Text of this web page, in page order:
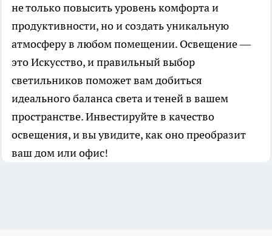
не только повысить уровень комфорта и
продуктивности, но и создать уникальную
атмосферу в любом помещении. Освещение —
это Искусство, и правильный выбор
светильников поможет вам добиться
идеального баланса света и теней в вашем
пространстве. Инвестируйте в качество
освещения, и вы увидите, как оно преобразит
ваш дом или офис!